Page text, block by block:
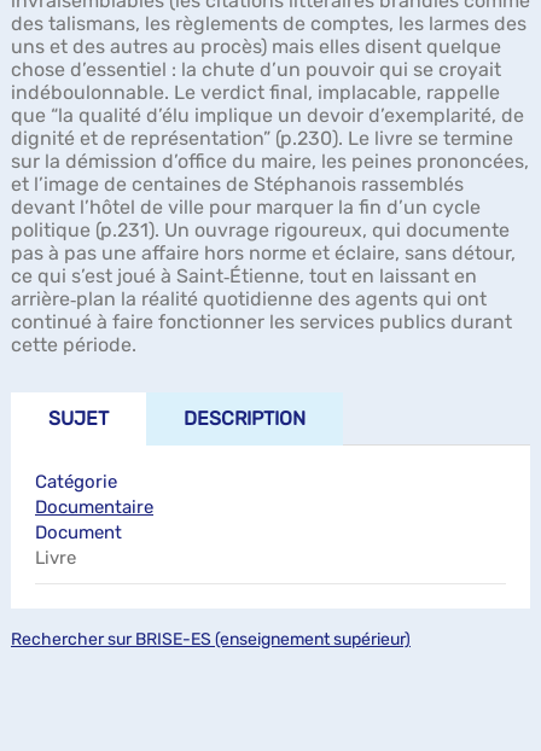
des talismans, les règlements de comptes, les larmes des
uns et des autres au procès) mais elles disent quelque
chose d’essentiel : la chute d’un pouvoir qui se croyait
indéboulonnable. Le verdict final, implacable, rappelle
que “la qualité d’élu implique un devoir d’exemplarité, de
dignité et de représentation” (p.230). Le livre se termine
sur la démission d’office du maire, les peines prononcées,
et l’image de centaines de Stéphanois rassemblés
devant l’hôtel de ville pour marquer la fin d’un cycle
politique (p.231). Un ouvrage rigoureux, qui documente
pas à pas une affaire hors norme et éclaire, sans détour,
ce qui s’est joué à Saint‑Étienne, tout en laissant en
arrière‑plan la réalité quotidienne des agents qui ont
continué à faire fonctionner les services publics durant
cette période.
SUJET DESCRIPTION
Catégorie
Documentaire
Document
Livre
Rechercher sur BRISE-ES (enseignement supérieur)